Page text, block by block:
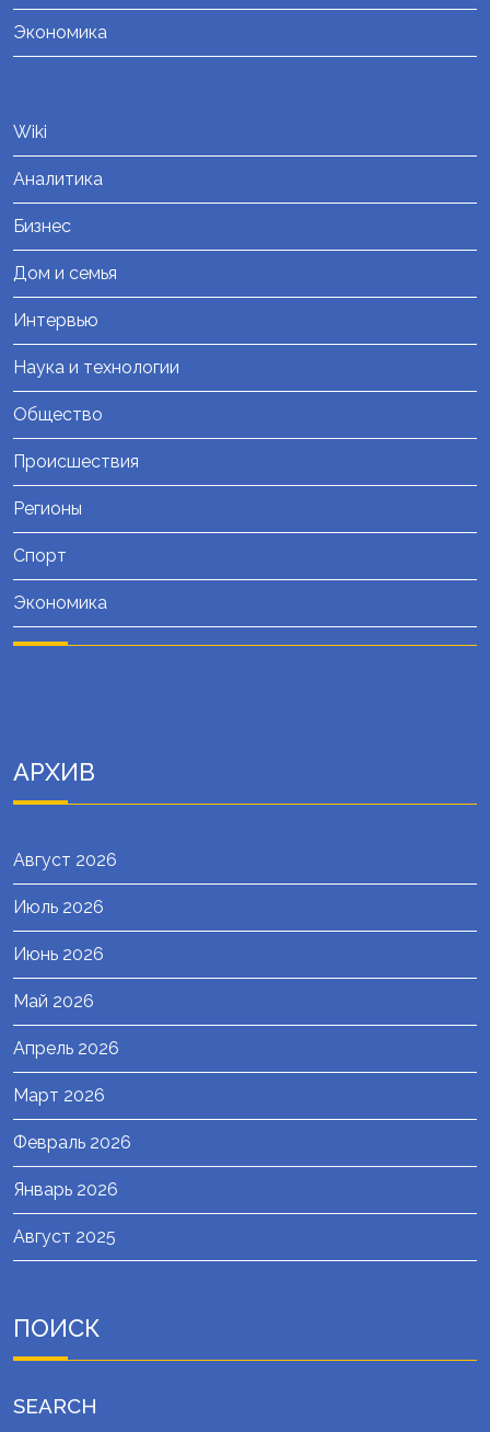
Экономика
Wiki
Аналитика
Бизнес
Дом и семья
Интервью
Наука и технологии
Общество
Происшествия
Регионы
Спорт
Экономика
АРХИВ
Август 2026
Июль 2026
Июнь 2026
Май 2026
Апрель 2026
Март 2026
Февраль 2026
Январь 2026
Август 2025
ПОИСК
SEARCH